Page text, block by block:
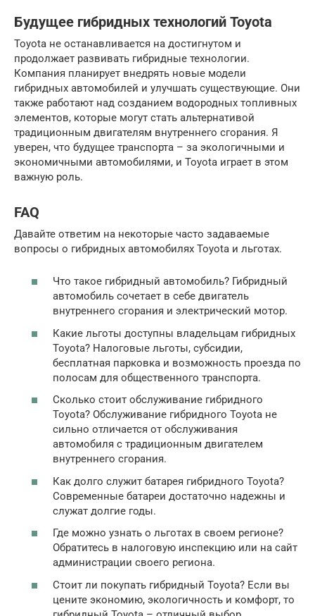
Будущее гибридных технологий Toyota
Toyota не останавливается на достигнутом и
продолжает развивать гибридные технологии.
Компания планирует внедрять новые модели
гибридных автомобилей и улучшать существующие. Они
также работают над созданием водородных топливных
элементов, которые могут стать альтернативой
традиционным двигателям внутреннего сгорания. Я
уверен, что будущее транспорта – за экологичными и
экономичными автомобилями, и Toyota играет в этом
важную роль.
FAQ
Давайте ответим на некоторые часто задаваемые
вопросы о гибридных автомобилях Toyota и льготах.
Что такое гибридный автомобиль? Гибридный
автомобиль сочетает в себе двигатель
внутреннего сгорания и электрический мотор.
Какие льготы доступны владельцам гибридных
Toyota? Налоговые льготы, субсидии,
бесплатная парковка и возможность проезда по
полосам для общественного транспорта.
Сколько стоит обслуживание гибридного
Toyota? Обслуживание гибридного Toyota не
сильно отличается от обслуживания
автомобиля с традиционным двигателем
внутреннего сгорания.
Как долго служит батарея гибридного Toyota?
Современные батареи достаточно надежны и
служат долгие годы.
Где можно узнать о льготах в своем регионе?
Обратитесь в налоговую инспекцию или на сайт
администрации своего региона.
Стоит ли покупать гибридный Toyota? Если вы
цените экономию, экологичность и комфорт, то